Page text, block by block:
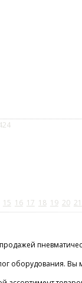
15 16 17 18 19 20 21
оборудования.